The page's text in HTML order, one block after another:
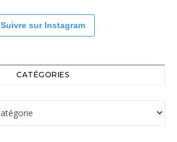
Suivre sur Instagram
CATÉGORIES